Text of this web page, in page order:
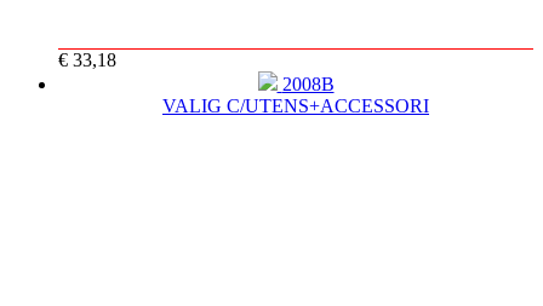
€ 33,18
2008B
VALIG C/UTENS+ACCESSORI